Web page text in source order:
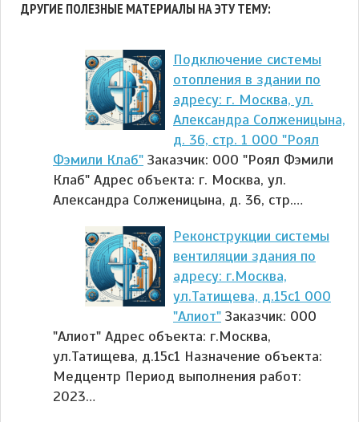
ДРУГИЕ ПОЛЕЗНЫЕ МАТЕРИАЛЫ НА ЭТУ ТЕМУ:
Подключение системы
отопления в здании по
адресу: г. Москва, ул.
Александра Солженицына,
д. 36, стр. 1 ООО "Роял
Фэмили Клаб" Заказчик: ООО "Роял Фэмили
Клаб" Адрес объекта: г. Москва, ул.
Александра Солженицына, д. 36, стр.…
Реконструкции системы
вентиляции здания по
адресу: г.Москва,
ул.Татищева, д.15с1 ООО
"Алиот" Заказчик: ООО
"Алиот" Адрес объекта: г.Москва,
ул.Татищева, д.15с1 Назначение объекта:
Медцентр Период выполнения работ:
2023…